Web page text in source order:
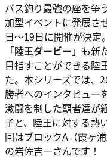
バス釣り最強の座を争
加型イベントに発展さ
日～19日に開催が決定
「陸王ダービー 」も新
目指すことができる陸
た。本シリーズでは、
勝者へのインタビュー
激闘を制した覇者達が
子と、陸王に対する熱
回はブロックA（霞ヶ
の岩佐吉一さんです！